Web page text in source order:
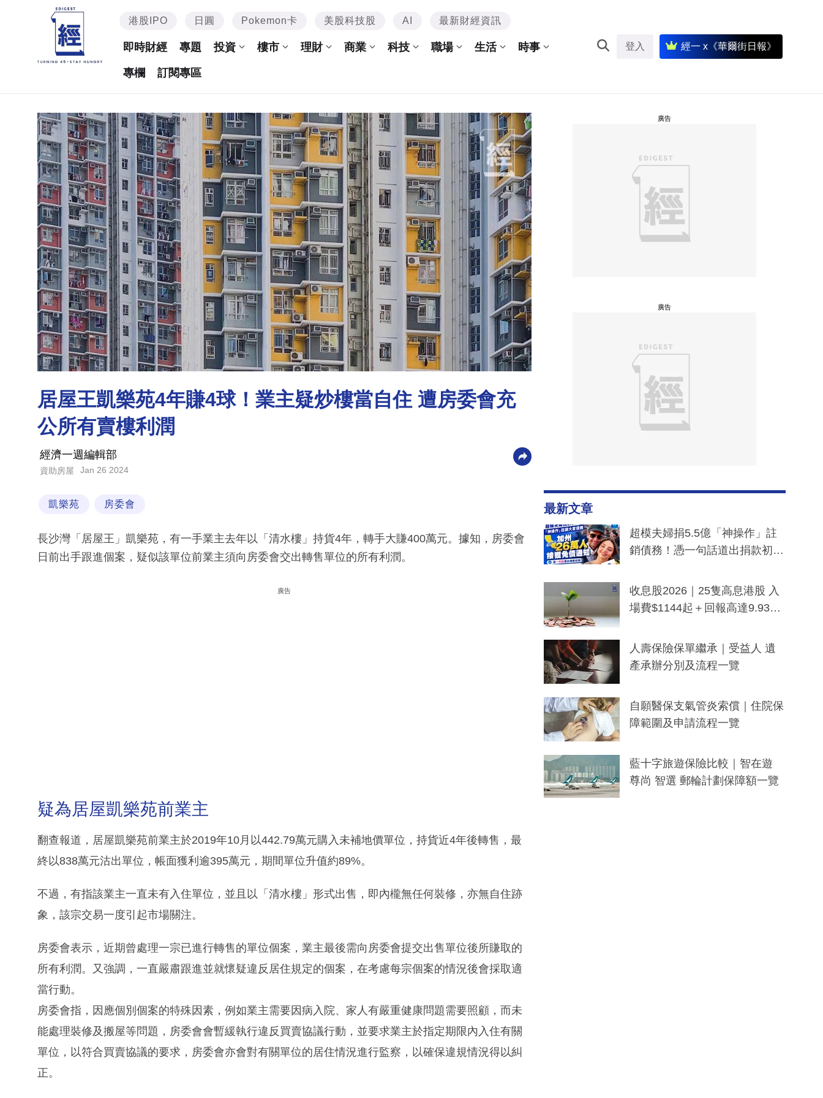
港股IPO 日圓 Pokemon卡 美股科技股 AI 最新財經資訊
即時財經 專題 投資 樓市 理財 商業 科技 職場 生活 時事
專欄 訂閱專區
登入 經一 x《華爾街日報》
居屋王凱樂苑4年賺4球！業主疑炒樓當自住 遭房委會充
公所有賣樓利潤
經濟一週編輯部
資助房屋 Jan 26 2024
凱樂苑 房委會
長沙灣「居屋王」凱樂苑，有一手業主去年以「清水樓」持貨4年，轉手大賺400萬元。據知，房委會
日前出手跟進個案，疑似該單位前業主須向房委會交出轉售單位的所有利潤。
廣告
疑為居屋凱樂苑前業主
翻查報道，居屋凱樂苑前業主於2019年10月以442.79萬元購入未補地價單位，持貨近4年後轉售，最
終以838萬元沽出單位，帳面獲利逾395萬元，期間單位升值約89%。
不過，有指該業主一直未有入住單位，並且以「清水樓」形式出售，即內櫳無任何裝修，亦無自住跡
象，該宗交易一度引起市場關注。
房委會表示，近期曾處理一宗已進行轉售的單位個案，業主最後需向房委會提交出售單位後所賺取的
所有利潤。又強調，一直嚴肅跟進並就懷疑違反居住規定的個案，在考慮每宗個案的情況後會採取適
當行動。
房委會指，因應個別個案的特殊因素，例如業主需要因病入院、家人有嚴重健康問題需要照顧，而未
能處理裝修及搬屋等問題，房委會會暫緩執行違反買賣協議行動，並要求業主於指定期限內入住有關
單位，以符合買賣協議的要求，房委會亦會對有關單位的居住情況進行監察，以確保違規情況得以糾
正。
廣告
廣告
最新文章
超模夫婦捐5.5億「神操作」註
銷債務！憑一句話道出捐款初
一度被誤當詐騙手段
收息股2026｜25隻高息港股 入
場費$1144起＋回報高達9.93
人壽保險保單繼承｜受益人 遺
產承辦分別及流程一覽
自願醫保支氣管炎索償｜住院保
障範圍及申請流程一覽
藍十字旅遊保險比較｜智在遊
尊尚 智選 郵輪計劃保障額一覽